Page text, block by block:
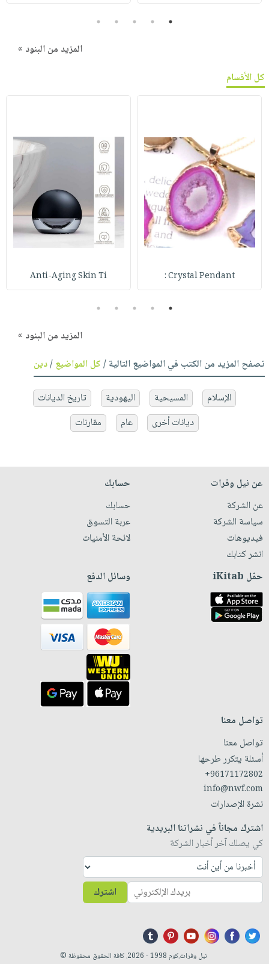
1
2
3
4
5
المزيد من البنود »
كل الأقسام
Crystal Pendant :
Anti-Aging Skin Ti
1
2
3
4
5
المزيد من البنود »
تصفح المزيد من الكتب في المواضيع التالية /كل المواضيع/دين
الإسلام المسيحية اليهودية
تاريخ الديانات
ديانات أخرى
عام مقارنات
عن نيل وفرات
عن الشركة
سياسة الشركة
فيديوهات
انشر كتابك
حسابك
حسابك
عربة التسوق
لائحة الأمنيات
حمّل iKitab وسائل الدفع
تواصل معنا
تواصل معنا
أسئلة يتكرر طرحها
+96171172802
info@nwf.com
نشرة الإصدارات
اشترك مجاناً في نشراتنا البريدية
كي يصلك آخر أخبار الشركة
اشترك
نيل وفرات.كوم 1998 - 2026. كافة الحقوق محفوظة ©